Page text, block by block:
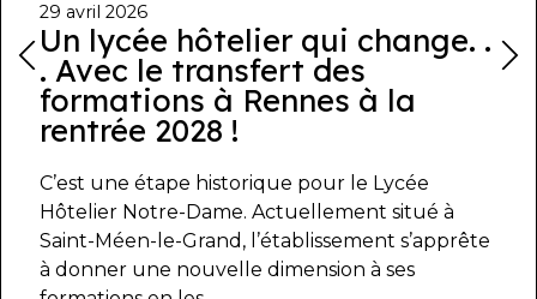
29 avril 2026
Un lycée hôtelier qui change. .
. Avec le transfert des
formations à Rennes à la
rentrée 2028 !
C’est une étape historique pour le Lycée
Hôtelier Notre-Dame. Actuellement situé à
Saint-Méen-le-Grand, l’établissement s’apprête
à donner une nouvelle dimension à ses